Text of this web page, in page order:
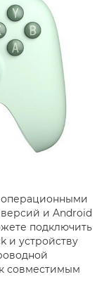
операционными
и Android
подключить
и устройству
совместимым